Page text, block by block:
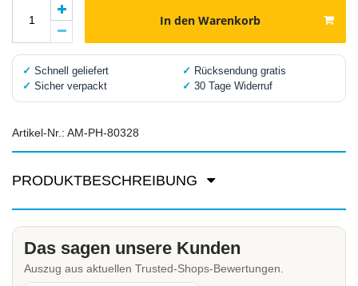
In den Warenkorb
✓ Schnell geliefert ✓ Rücksendung gratis
✓ Sicher verpackt ✓ 30 Tage Widerruf
Artikel-Nr.: AM-PH-80328
PRODUKTBESCHREIBUNG
Das sagen unsere Kunden
Auszug aus aktuellen Trusted-Shops-Bewertungen.